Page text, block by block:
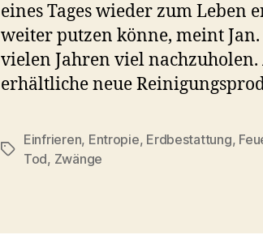
eines Tages wieder zum Leben
weiter putzen könne, meint Jan.
vielen Jahren viel
erhältliche neue
Schlagwörter
Einfrieren, Entropie, Erdbestattung,
Tod, Zwänge